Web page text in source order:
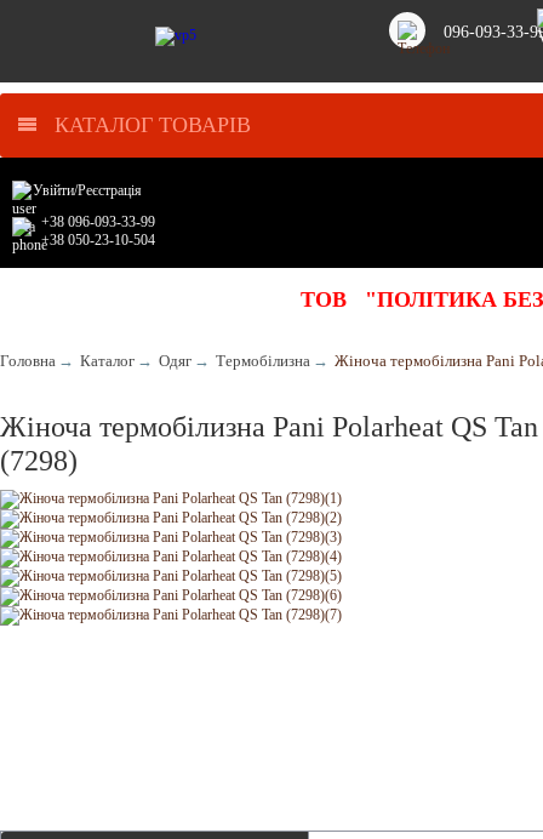
096-093-33-
КАТАЛОГ ТОВАРІВ
Увійти/Реєстрація
+38 096-093-33-99
+38 050-23-10-504
ТОВ "ПОЛІТИКА
Головна → Каталог → Одяг → Термобілизна → Жіноча термобілизна Pani
Жіноча термобілизна Pani Polarheat QS Tan
(7298)